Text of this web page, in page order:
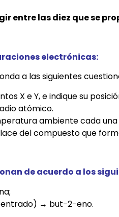
entre las diez que se
electrónicas:
a las siguientes
X e Y, e indique su
atómico.
ambiente cada una
del compuesto que
de acuerdo a los
→ but−2−eno.